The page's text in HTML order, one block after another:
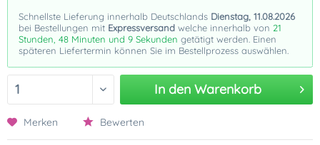
Schnellste Lieferung innerhalb Deutschlands Dienstag, 11.08.2026
bei Bestellungen mit Expressversand welche innerhalb von 21
Stunden, 48 Minuten und 9 Sekunden getätigt werden. Einen
späteren Liefertermin können Sie im Bestellprozess auswählen.
In den Warenkorb
Merken Bewerten